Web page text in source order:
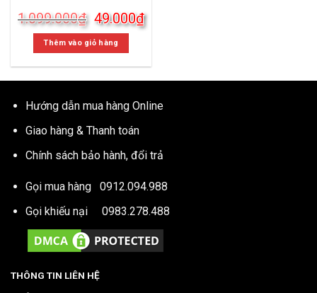
1.099.000₫ Giá
gốc
là:
49.000₫Giá
hiện
Thêm vào giỏ hàng
Hướng dẫn mua hàng Online
Giao hàng & Thanh toán
Chính sách bảo hành, đổi trả
Gọi mua hàng 0912.094.988
Gọi khiếu nại 0983.278.488
THÔNG TIN LIÊN HỆ